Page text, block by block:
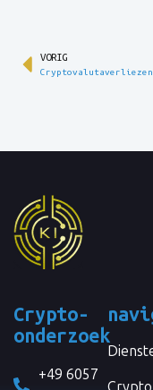
VORIG
Crypto-
onderzoek
+49 6057